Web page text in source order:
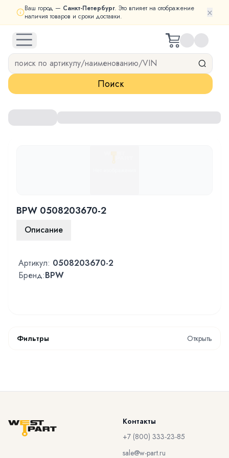
Ваш город — Санкт-Петербург. Это влияет на отображение
наличия товаров и сроки доставки.
×
open navigation menu
Поиск
BPW 0508203670-2
Описание
Артикул: 0508203670-2
Бренд:BPW
Фильтры Открыть
Контакты
+7 (800) 333-23-85
sale@w-part.ru